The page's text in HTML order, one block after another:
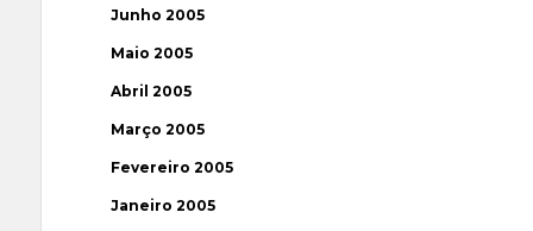
Junho 2005
Maio 2005
Abril 2005
Março 2005
Fevereiro 2005
Janeiro 2005